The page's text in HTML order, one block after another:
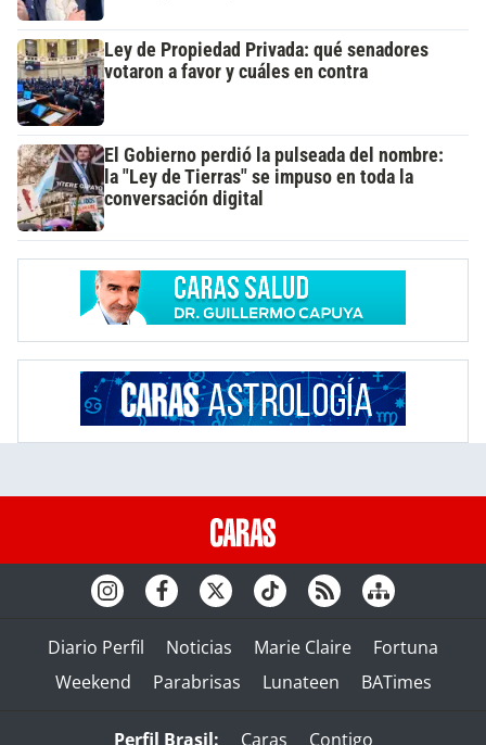
Ley de Propiedad Privada: qué senadores
votaron a favor y cuáles en contra
El Gobierno perdió la pulseada del nombre:
la "Ley de Tierras" se impuso en toda la
conversación digital
Diario Perfil Noticias Marie Claire
Fortuna
Weekend
Parabrisas Lunateen BATimes
Perfil Brasil: Caras Contigo